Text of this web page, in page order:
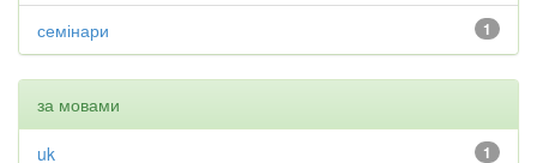
1
семінари
за мовами
1
uk